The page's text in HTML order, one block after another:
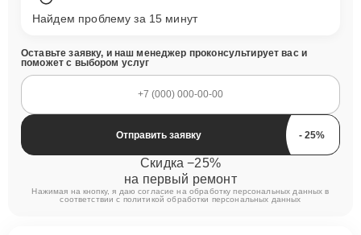
Найдем проблему за 15 минут
Оставьте заявку, и наш менеджер проконсультирует вас и
поможет с выбором услуг
Отправить заявку
Скидка −25%
на первый ремонт
Нажимая на кнопку, я даю согласие на обработку персональных данных в
соответствии с политикой обработки персональных данных